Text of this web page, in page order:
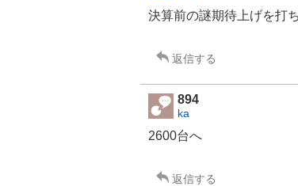
決算前の謎期待上げを打
返信する
894
ka
2600台へ
返信する